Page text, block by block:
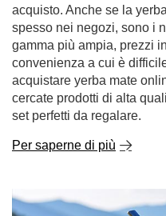
acquisto. Anche se la
spesso nei negozi, sono i
gamma più ampia, prezzi
convenienza a cui è
acquistare yerba mate
cercate prodotti di alta
set perfetti da regalare.
Per saperne di più